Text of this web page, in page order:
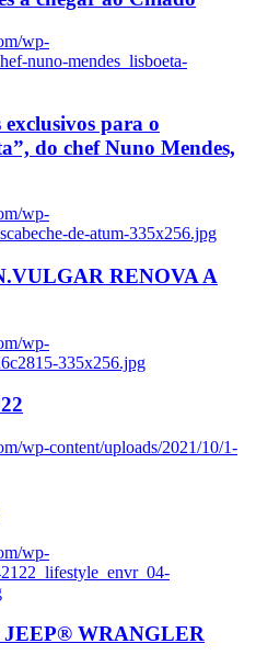
wp-
nuno-mendes_lisboeta-
para o
do chef Nuno Mendes,
wp-
de-atum-335x256.jpg
RENOVA A
wp-
335x256.jpg
wp-content/uploads/2021/10/1-
wp-
WRANGLER